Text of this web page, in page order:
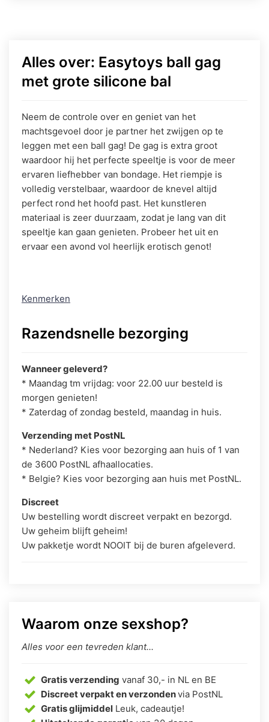
Alles over: Easytoys ball gag
met grote silicone bal
Neem de controle over en geniet van het
machtsgevoel door je partner het zwijgen op te
leggen met een ball gag! De gag is extra groot
waardoor hij het perfecte speeltje is voor de meer
ervaren liefhebber van bondage. Het riempje is
volledig verstelbaar, waardoor de knevel altijd
perfect rond het hoofd past. Het kunstleren
materiaal is zeer duurzaam, zodat je lang van dit
speeltje kan gaan genieten. Probeer het uit en
ervaar een avond vol heerlijk erotisch genot!
Kenmerken
Razendsnelle bezorging
Wanneer geleverd?
* Maandag tm vrijdag: voor 22.00 uur besteld is
morgen genieten!
* Zaterdag of zondag besteld, maandag in huis.
Verzending met PostNL
* Nederland? Kies voor bezorging aan huis of 1 van
de 3600 PostNL afhaallocaties.
* Belgie? Kies voor bezorging aan huis met PostNL.
Discreet
Uw bestelling wordt discreet verpakt en bezorgd.
Uw geheim blijft geheim!
Uw pakketje wordt NOOIT bij de buren afgeleverd.
Waarom onze sexshop?
Alles voor een tevreden klant...
Gratis verzending vanaf 30,- in NL en BE
Discreet verpakt en verzondenvia PostNL
Gratis glijmiddel Leuk, cadeautje!